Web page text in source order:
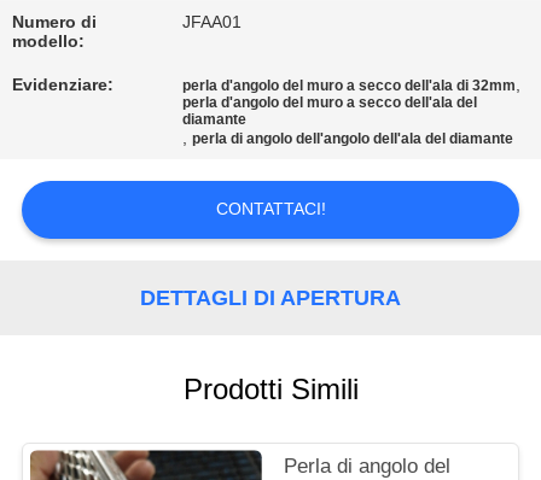
CONTATTICI
RICHIEDA
CITAZIONE
MAPPA
POLICY
Numero di
modello:
JFAA01
Evidenziare: perla d'angolo del muro a secco dell'ala di 32mm,
perla d'angolo del muro a secco dell'ala del
diamante
,perla di angolo dell'angolo dell'ala del diamante
CONTATTACI!
DETTAGLI DI APERTURA
Prodotti Simili
Perla di angolo del